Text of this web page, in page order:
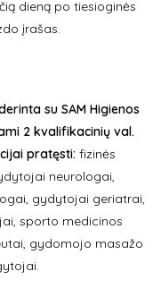
dieną po tiesioginės
įrašas.
su SAM Higienos
2 kvalifikacinių val.
pratęsti: fizinės
neurologai,
gydytojai geriatrai,
sporto medicinos
gydomojo masažo